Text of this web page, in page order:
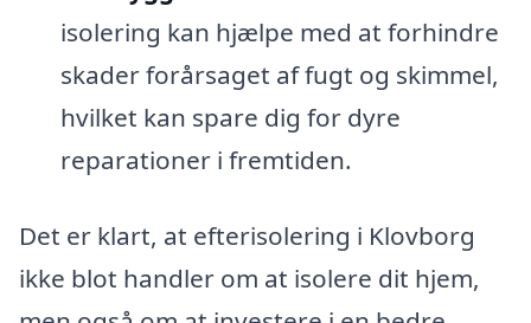
isolering kan hjælpe med at forhindre
skader forårsaget af fugt og skimmel,
hvilket kan spare dig for dyre
reparationer i fremtiden.
Det er klart, at efterisolering i Klovborg
ikke blot handler om at isolere dit hjem,